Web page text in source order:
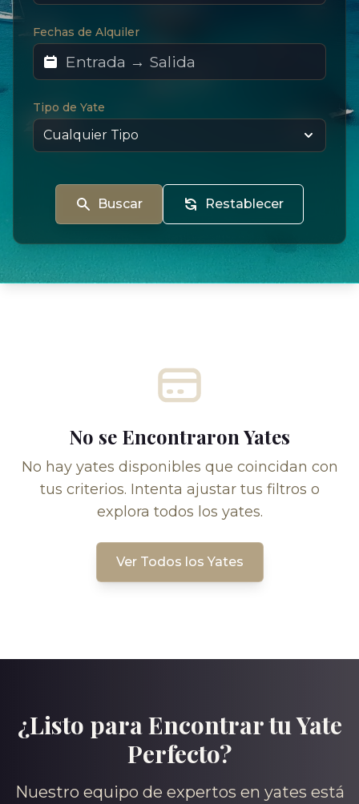
Fechas de Alquiler
Tipo de Yate
Buscar Restablecer
No se Encontraron Yates
No hay yates disponibles que coincidan con
tus criterios. Intenta ajustar tus filtros o
explora todos los yates.
Ver Todos los Yates
¿Listo para Encontrar tu Yate
Perfecto?
Nuestro equipo de expertos en yates está